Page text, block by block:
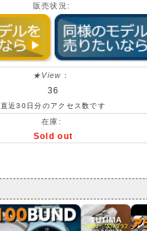
販売状況:
★View ：
36
直近30日分のアクセス数です
在庫:
Sold out